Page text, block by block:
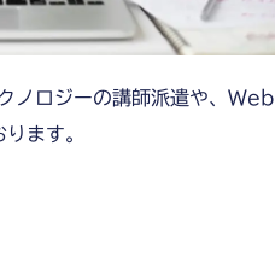
ノロジーの講師派遣や、Web
ます。